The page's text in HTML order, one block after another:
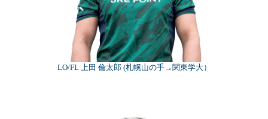
LO/FL 上田 倫太郎 (札幌山の手→関東学大）